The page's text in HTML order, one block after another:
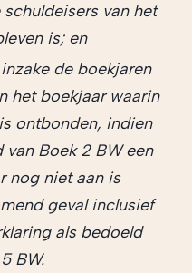
van het
is; en
de boekjaren
het boekjaar waarin
ontbonden, indien
Boek 2 BW een
nog niet aan is
geval inclusief
als bedoeld
BW.